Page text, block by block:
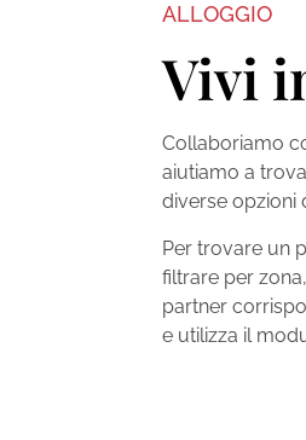
ALLOGGIO
Vivi
Collaboriamo
aiutiamo a
diverse opzioni
Per trovare un
filtrare per
partner
e utilizza il